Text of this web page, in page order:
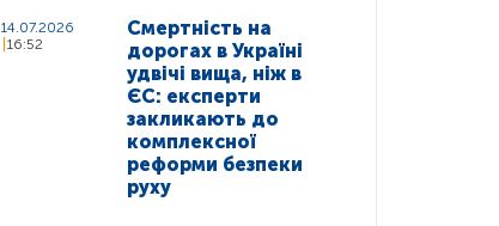
14.07.2026
16:52
Смертність на
дорогах в Україні
удвічі вища, ніж в
ЄС: експерти
закликають до
комплексної
реформи безпеки
руху